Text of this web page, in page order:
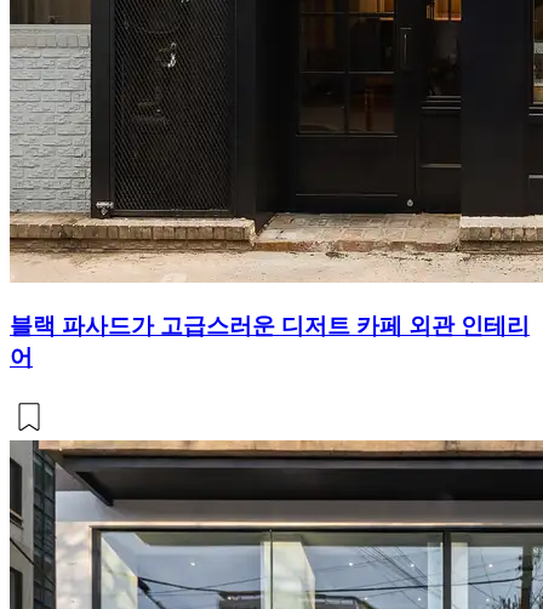
블랙 파사드가 고급스러운 디저트 카페 외관 인테리
어